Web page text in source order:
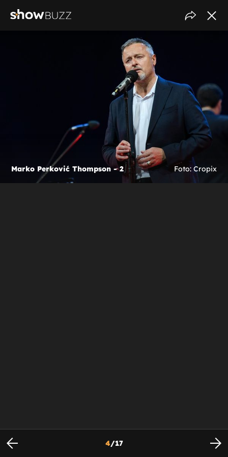
Marko Perković Thompson - 2 Foto: Cropix
4/17